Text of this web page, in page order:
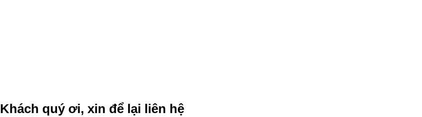
Khách quý ơi, xin để lại liên hệ